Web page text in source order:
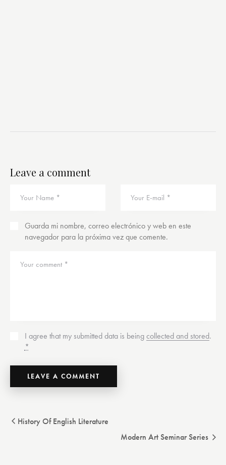
Leave a comment
Guarda mi nombre, correo electrónico y web en este
navegador para la próxima vez que comente.
I agree that my submitted data is beingcollected and stored.
*
History Of English Literature
Modern Art Seminar Series